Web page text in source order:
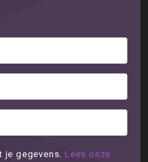
je gegevens. Lees onze